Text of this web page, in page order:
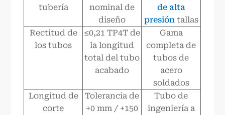
tubería
nominal de
diseño
de alta
presión tallas
Rectitud de
los tubos
≤0,21 TP4T de
la longitud
total del tubo
acabado
Gama
completa de
tubos de
acero
soldados
Longitud de
corte
Tolerancia de
+0 mm / +150
Tubo de
ingeniería a